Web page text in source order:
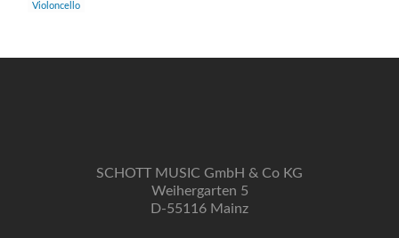
Violoncello
SCHOTT MUSIC GmbH & Co KG
Weihergarten 5
D-55116 Mainz